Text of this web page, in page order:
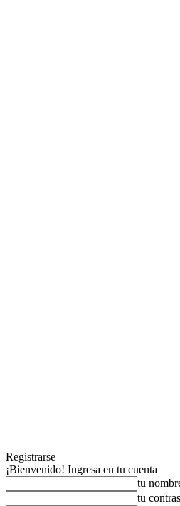
Registrarse
¡Bienvenido! Ingresa en tu cuenta
tu
tu